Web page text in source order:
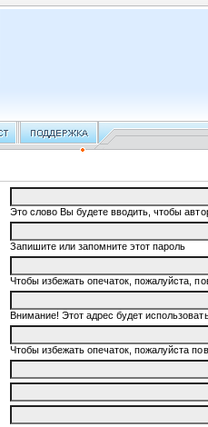
Это слово Вы будете вводить, чтобы
Запишите или запомните этот пароль
Чтобы избежать опечаток, пожалуйста,
Внимание! Этот адрес будет
Чтобы избежать опечаток, пожалуйста